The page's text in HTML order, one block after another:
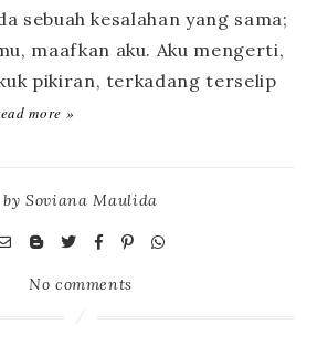
more »
bySoviana Maulida
No comments